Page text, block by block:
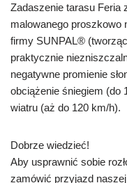
Zadaszenie tarasu Feria
malowanego proszkowo
firmy SUNPAL®
praktycznie
negatywne promienie
obciążenie śniegiem (do
wiatru (aż do 120 km/h).
Dobrze wiedzieć!
Aby usprawnić sobie
zamówić przyjazd